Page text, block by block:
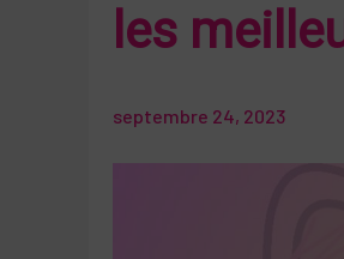
les
septembre 24, 2023